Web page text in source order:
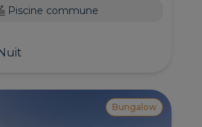
Piscine commune
Bungalow